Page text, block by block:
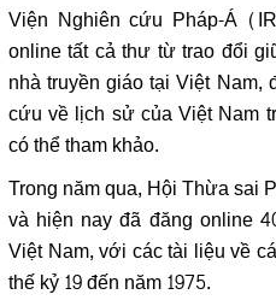
Viện Nghiên cứu Pháp-Á
online tất cả thư từ trao đổi
nhà truyền giáo tại Việt
cứu về lịch sử của Việt Nam
có thể tham khảo.
Trong năm qua, Hội Thừa sai
và hiện nay đã đăng online
Việt Nam, với các tài liệu về
thế kỷ 19 đến năm 1975.